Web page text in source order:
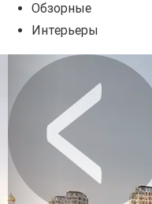
Обзорные
Интерьеры